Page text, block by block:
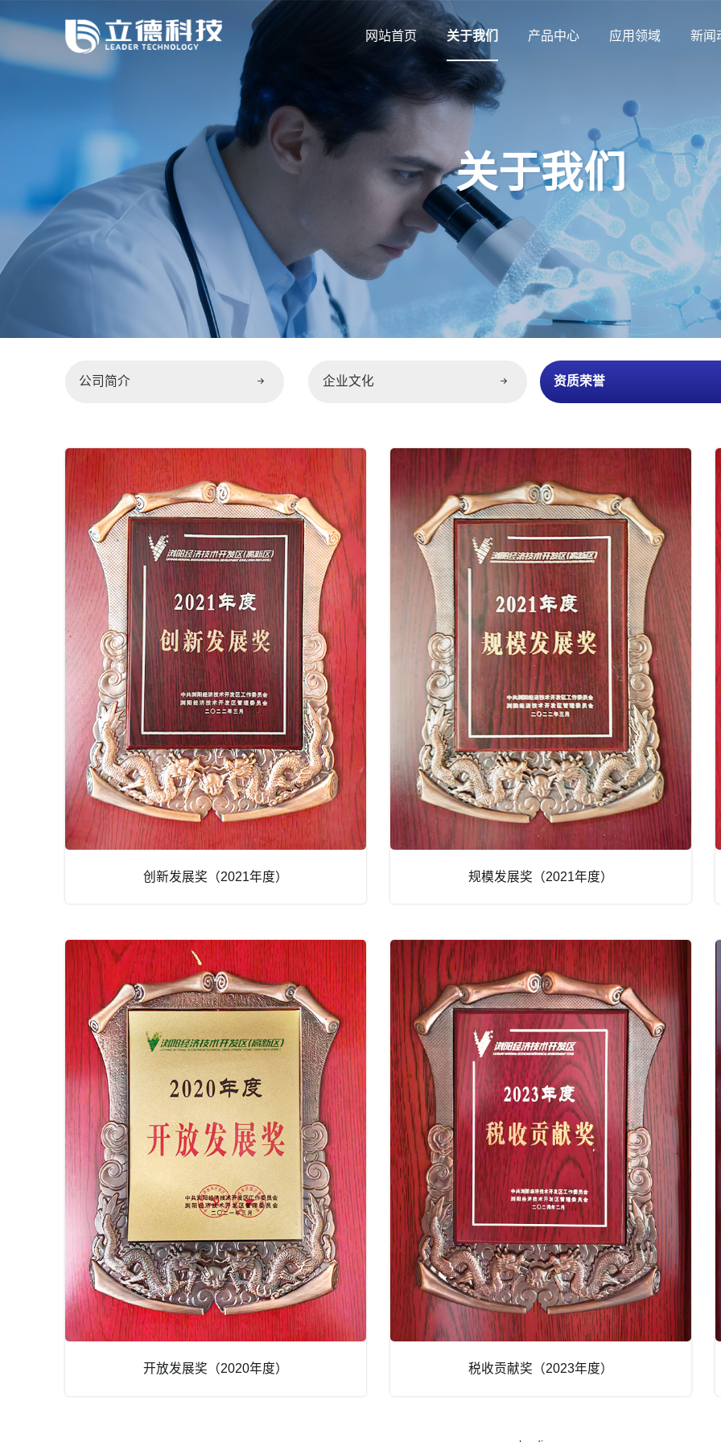
网站首页
网站首页
关于我们
关于我们
产品中心 应用领域
应用领域
新闻
关于我们
公司简介 企业文化 资质荣誉
创新发展奖（2021年度） 规模发展奖（2021年度）
开放发展奖（2020年度） 税收贡献奖（2023年度）